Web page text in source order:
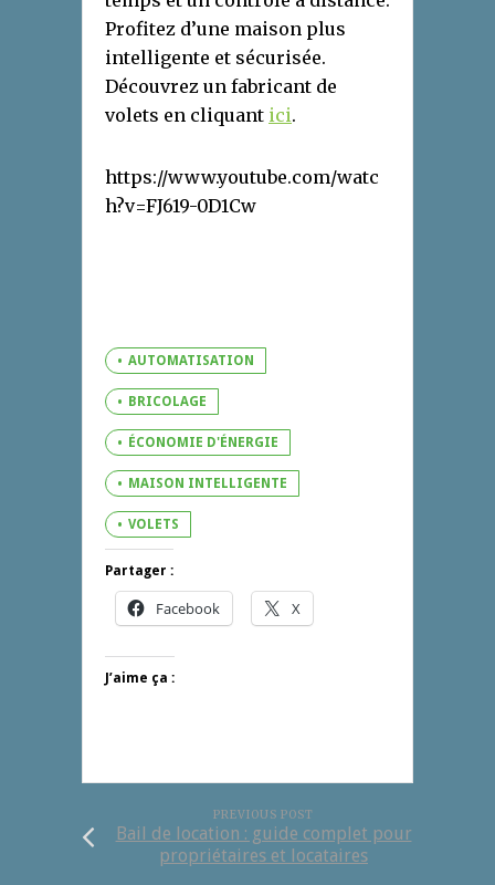
Profitez d’une maison plus
intelligente et sécurisée.
Découvrez un fabricant de
volets en cliquant ici.
https://www.youtube.com/watc
h?v=FJ619-0D1Cw
AUTOMATISATION
BRICOLAGE
ÉCONOMIE D'ÉNERGIE
MAISON INTELLIGENTE
VOLETS
Partager :
Facebook X
J’aime ça :
PREVIOUS POST
Bail de location : guide complet pour
propriétaires et locataires